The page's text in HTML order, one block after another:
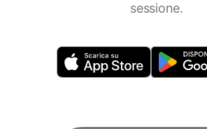
sessione.